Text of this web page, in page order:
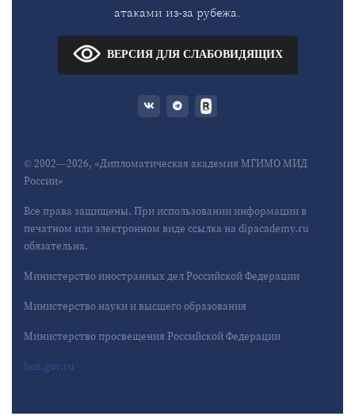
атаками из-за рубежа.
ВЕРСИЯ ДЛЯ СЛАБОВИДЯЩИХ
© 2002—2026, «Дипломатическая академия МГИМО МИД
России»
Все права защищены. При использовании информации в
печатном или электронном виде ссылка на dipacademy.ru
обязательна.
Министерство иностранных дел Российской Федерации
Министерство науки и высшего образования
Министерство просвещения Российской Федерации
bus.gov.ru